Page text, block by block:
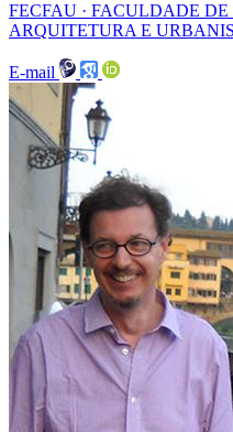
FECFAU · FACULDADE
ARQUITETURA E
E-mail